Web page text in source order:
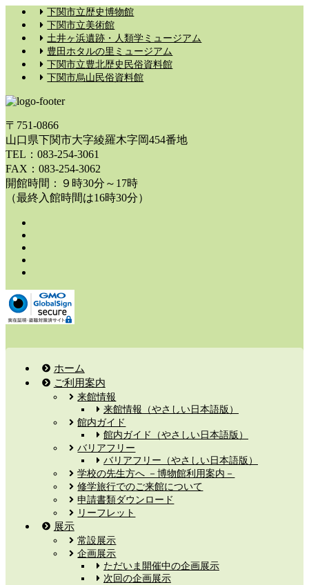
下関市立歴史博物館
下関市立美術館
土井ヶ浜遺跡・人類学ミュージアム
豊田ホタルの里ミュージアム
下関市立豊北歴史民俗資料館
下関市烏山民俗資料館
〒751-0866
山口県下関市大字綾羅木字岡454番地
TEL：083-254-3061
FAX：083-254-3062
開館時間：９時30分～17時
（最終入館時間は16時30分）
ホーム
ご利用案内
来館情報
来館情報（やさしい日本語版）
館内ガイド
館内ガイド（やさしい日本語版）
バリアフリー
バリアフリー（やさしい日本語版）
学校の先生方へ －博物館利用案内－
修学旅行でのご来館について
申請書類ダウンロード
リーフレット
展示
常設展示
企画展示
ただいま開催中の企画展示
次回の企画展示